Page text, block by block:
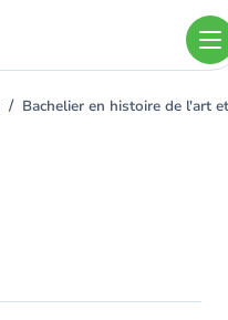
Bachelier en histoire de l'art